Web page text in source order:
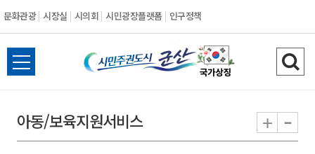
문화관광 시장실 시의회 시민광장플랫폼 인구정책
시
민
주
전
체
뉴
열
검
색
기
아동/보육지원서비스 + -